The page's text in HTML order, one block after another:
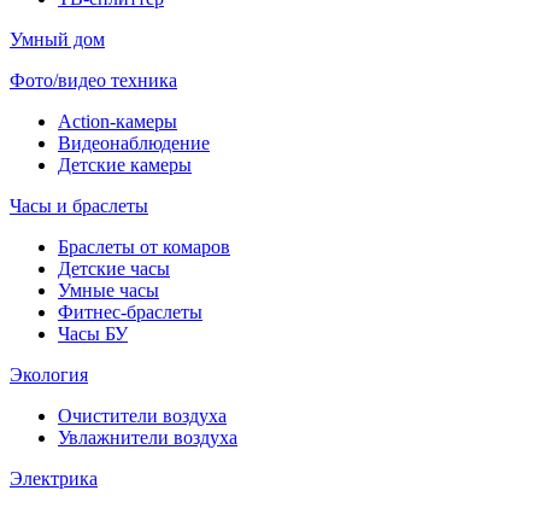
Умный дом
Фото/видео техника
Action-камеры
Видеонаблюдение
Детские камеры
Часы и браслеты
Браслеты от комаров
Детские часы
Умные часы
Фитнес-браслеты
Часы БУ
Экология
Очистители воздуха
Увлажнители воздуха
Электрика